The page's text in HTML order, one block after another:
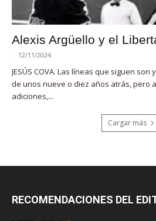
Alexis Argüello y el
- 12/11/2024
JESÚS COVA. Las líneas que siguen
de unos nueve o diez años atrás, pero
adiciones,...
Cargar más
RECOMENDACIONES DEL